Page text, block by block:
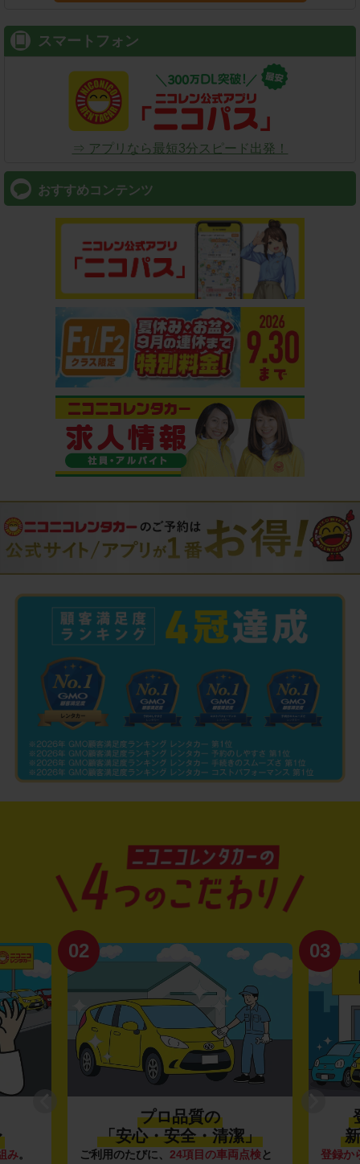
スマートフォン
⇒ アプリなら最短3分スピード出発！
おすすめコンテンツ
み。
02
プロ品質の
「安心・安全・清潔」
ご利用のたびに、 24項目の車両点検と
03
登録か